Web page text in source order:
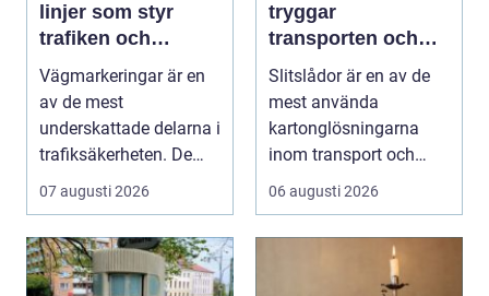
linjer som styr
trafiken och
minskar olyckor
Vägmarkeringar är en
av de mest
underskattade delarna i
trafiksäkerheten. De
syns överallt, men
märk...
07 augusti 2026
tryggar
transporten och
stärker varumärket
Slitslådor är en av de
mest använda
kartonglösningarna
inom transport och
logis...
06 augusti 2026